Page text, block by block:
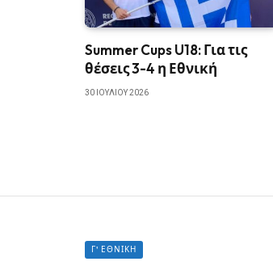
Summer Cups U18: Για τις
θέσεις 3-4 η Εθνική
30 ΙΟΥΛΊΟΥ 2026
Γ' ΕΘΝΙΚΉ